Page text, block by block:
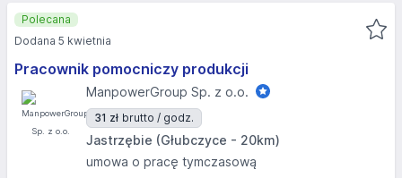
Pracownik pomocniczy produkcji
ManpowerGroup Sp. z o.o.
31 zł brutto / godz.
Jastrzębie (Głubczyce - 20km)
umowa o pracę tymczasową
Polecana
Dodana 5 kwietnia